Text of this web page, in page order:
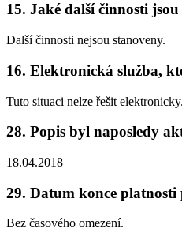
15. Jaké další činnosti
Další činnosti nejsou stanoveny.
16. Elektronická služba,
Tuto situaci nelze řešit elektronicky.
28. Popis byl naposledy
18.04.2018
29. Datum konce platnosti
Bez časového omezení.